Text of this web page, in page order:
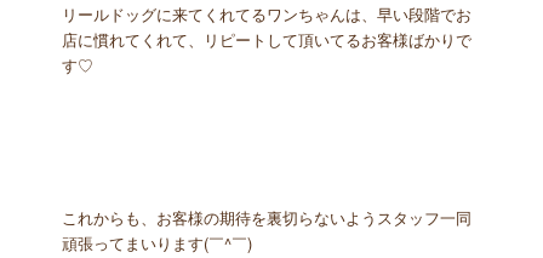
リールドッグに来てくれてるワンちゃんは、早い段階でお
店に慣れてくれて、リピートして頂いてるお客様ばかりで
す♡
これからも、お客様の期待を裏切らないようスタッフ一同
頑張ってまいります(￣^￣)ゞ